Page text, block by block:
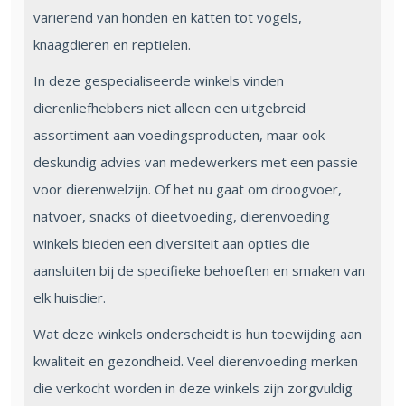
variërend van honden en katten tot vogels,
knaagdieren en reptielen.
In deze gespecialiseerde winkels vinden
dierenliefhebbers niet alleen een uitgebreid
assortiment aan voedingsproducten, maar ook
deskundig advies van medewerkers met een passie
voor dierenwelzijn. Of het nu gaat om droogvoer,
natvoer, snacks of dieetvoeding, dierenvoeding
winkels bieden een diversiteit aan opties die
aansluiten bij de specifieke behoeften en smaken van
elk huisdier.
Wat deze winkels onderscheidt is hun toewijding aan
kwaliteit en gezondheid. Veel dierenvoeding merken
die verkocht worden in deze winkels zijn zorgvuldig